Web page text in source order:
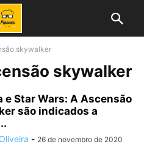
skywalker
skywalker
e Star Wars: A Ascensão
são indicados a
- 26 de novembro de 2020